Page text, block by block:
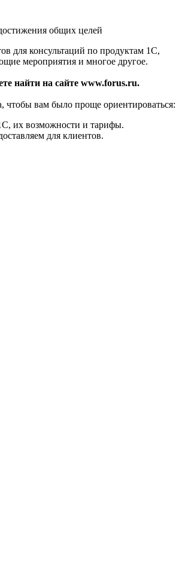
общих целей
для консультаций по продуктам 1С,
мероприятия и многое другое.
найти на сайте www.forus.ru.
чтобы вам было проще ориентироваться:
их возможности и тарифы.
для клиентов.